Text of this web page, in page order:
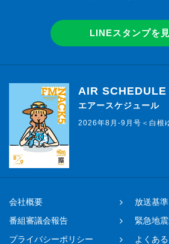
LINEスタンプを
AIR SCHEDULE
エアースケジュール
2026年8月-9月号＜白根
会社概要
放送基準
番組審議会報告
緊急地
プライバシーポリシー
よくあ